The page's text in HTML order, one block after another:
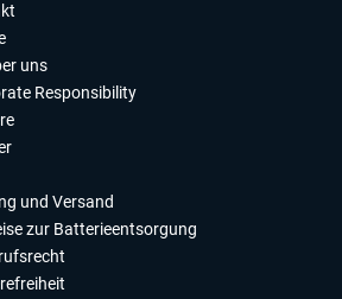
uns
Responsibility
und Versand
zur Batterieentsorgung